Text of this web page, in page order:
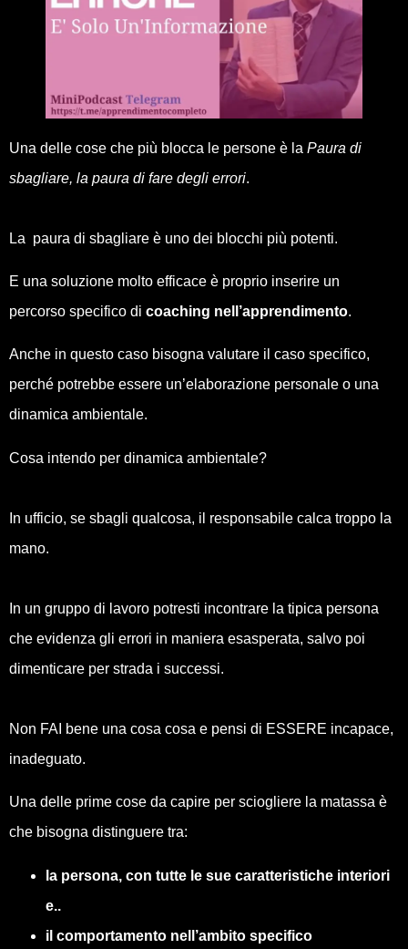
Una delle cose che più blocca le persone è la Paura di
sbagliare, la paura di fare degli errori.
La paura di sbagliare è uno dei blocchi più potenti.
E una soluzione molto efficace è proprio inserire un
percorso specifico di coaching nell’apprendimento.
Anche in questo caso bisogna valutare il caso specifico,
perché potrebbe essere un’elaborazione personale o una
dinamica ambientale.
Cosa intendo per dinamica ambientale?
In ufficio, se sbagli qualcosa, il responsabile calca troppo la
mano.
In un gruppo di lavoro potresti incontrare la tipica persona
che evidenza gli errori in maniera esasperata, salvo poi
dimenticare per strada i successi.
Non FAI bene una cosa cosa e pensi di ESSERE incapace,
inadeguato.
Una delle prime cose da capire per sciogliere la matassa è
che bisogna distinguere tra:
la persona, con tutte le sue caratteristiche interiori
e..
il comportamento nell’ambito specifico